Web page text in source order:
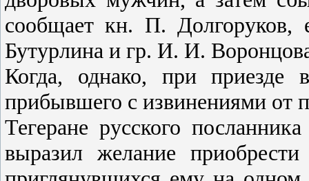
сообщает кн. П.
Бутурлина и гр. И. И.
Когда, однако, при
прибывшего с извинениями от
Тегеране русского
выразил желание